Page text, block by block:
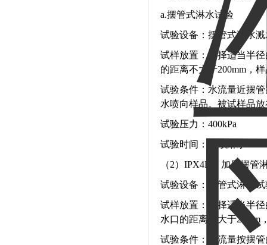
a.摆管式淋水试验
试验设备：摆管式淋水
试样放置：选择适当半
的距离不大于200mm，
试验条件：水流量近摆
水喷向样品。被试样品
试验压力：400kPa
试验时间：连续淋水
（2）IPX4K，加压摆管
试验设备：摆管式淋雨试
试样放置：选择适当半
水口的距离不大于20mm
试验条件：水流量按摆